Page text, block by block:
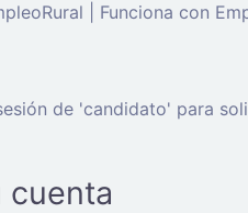
| Funciona con
de 'candidato' para
cuenta